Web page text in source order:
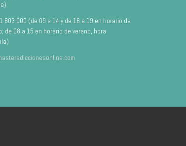
603 000 (de 09 a 14 y de 16 a 19 en horario de
de 08 a 15 en horario de verano, hora